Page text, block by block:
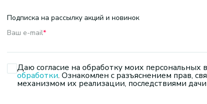
Подписка на рассылку акций и новинок
Ваш e-mail*
Даю согласие на обработку моих персональных
обработки. Ознакомлен с разъяснением прав,
механизмом их реализации, последствиями дачи